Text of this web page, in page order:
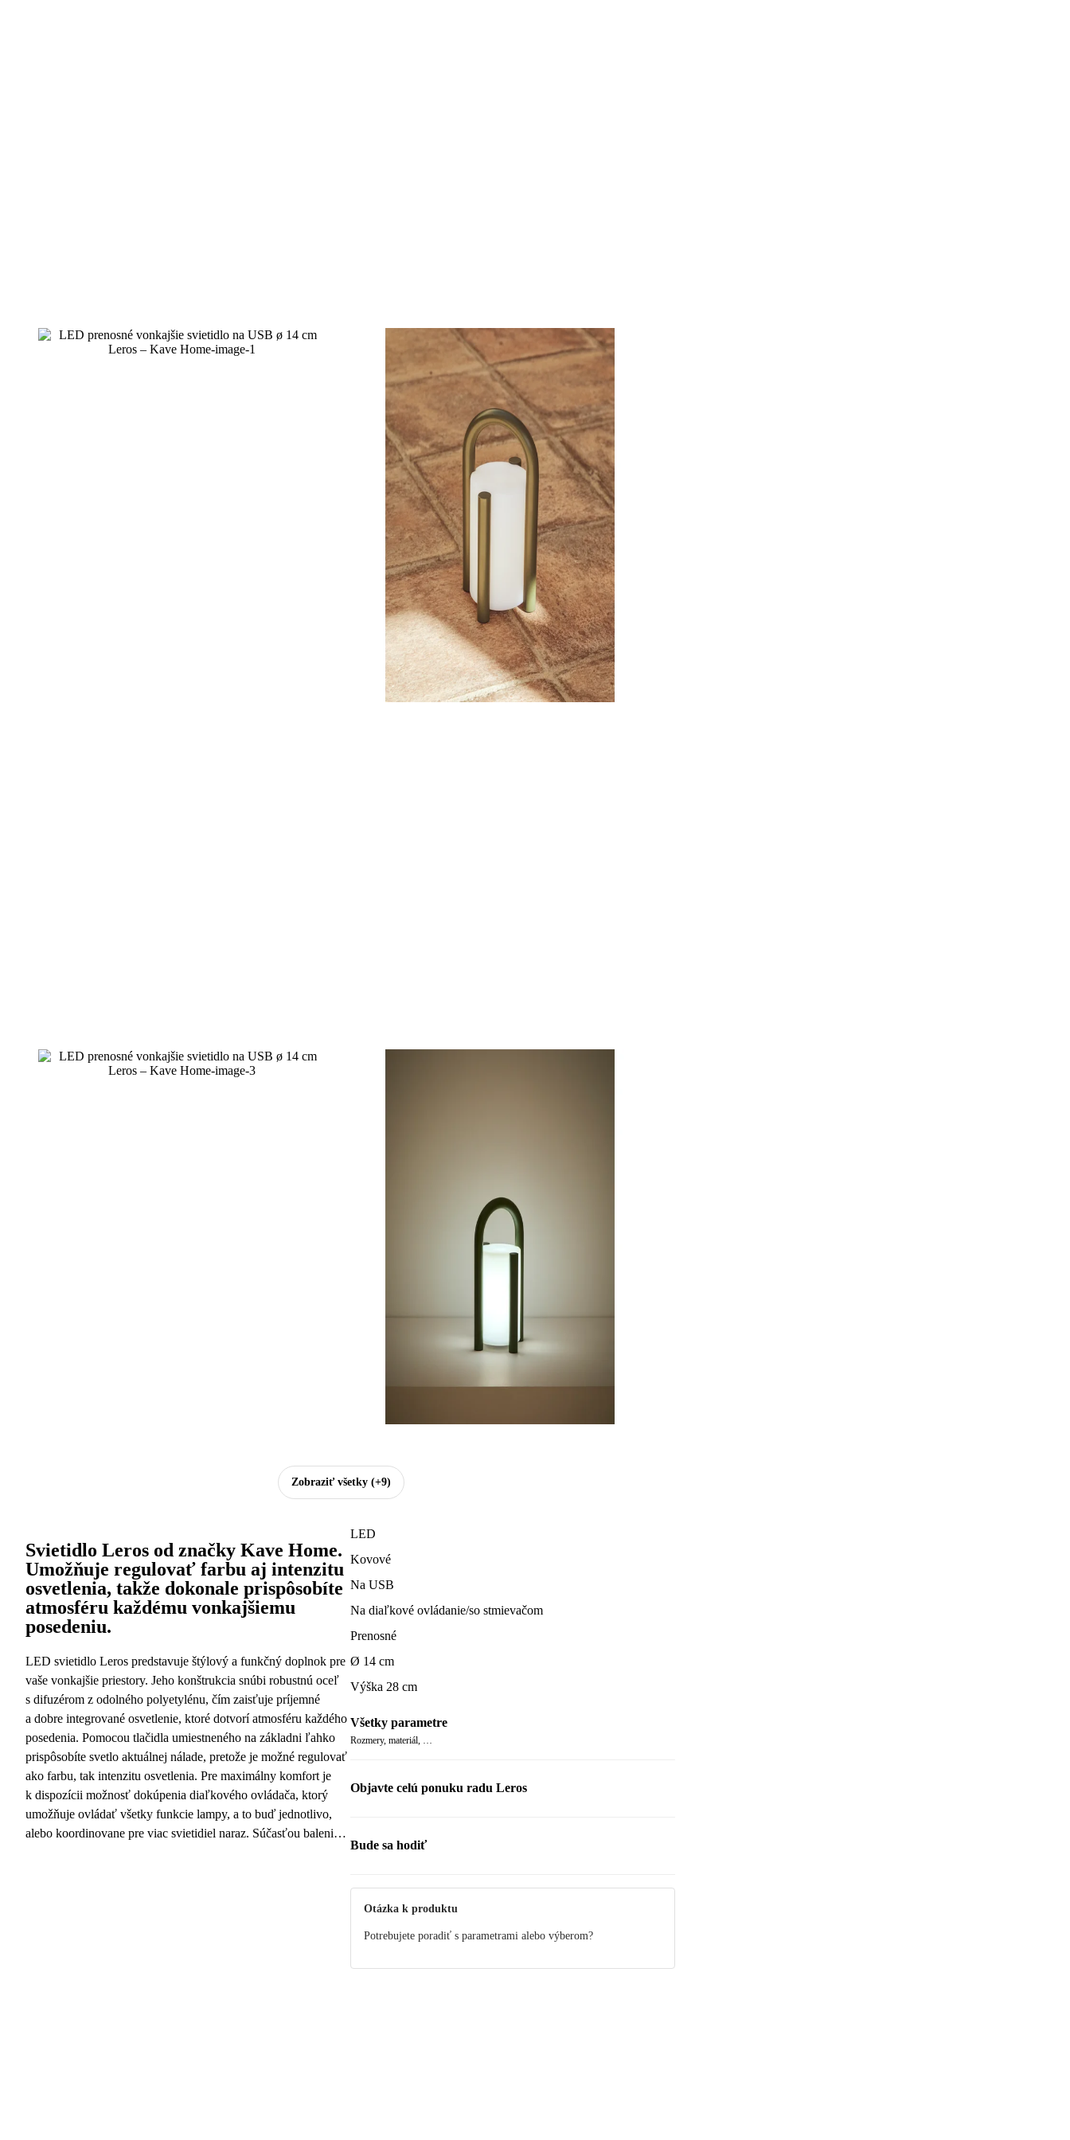
Zobraziť všetky(+9)
Svietidlo Leros od značky Kave Home.
Umožňuje regulovať farbu aj intenzitu
osvetlenia, takže dokonale prispôsobíte
atmosféru každému vonkajšiemu
posedeniu.
LED svietidlo Leros predstavuje štýlový a funkčný doplnok pre
vaše vonkajšie priestory. Jeho konštrukcia snúbi robustnú oceľ
s difuzérom z odolného polyetylénu, čím zaisťuje príjemné
a dobre integrované osvetlenie, ktoré dotvorí atmosféru každého
posedenia. Pomocou tlačidla umiestneného na základni ľahko
prispôsobíte svetlo aktuálnej nálade, pretože je možné regulovať
ako farbu, tak intenzitu osvetlenia. Pre maximálny komfort je
k dispozícii možnosť dokúpenia diaľkového ovládača, ktorý
umožňuje ovládať všetky funkcie lampy, a to buď jednotlivo,
alebo koordinovane pre viac svietidiel naraz. Súčasťou balenia
LED
Kovové
Na USB
Na diaľkové ovládanie/so stmievačom
Prenosné
Ø 14 cm
Výška 28 cm
Všetky parametre
Rozmery, materiál, …
Objavte celú ponuku radu Leros
Bude sa hodiť
Otázka k produktu
Potrebujete poradiť s parametrami alebo výberom?